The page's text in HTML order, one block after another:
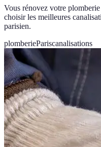
Vous rénovez votre
choisir les meilleures
parisien.
plomberiePariscanalisations